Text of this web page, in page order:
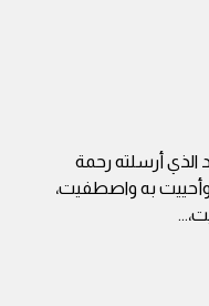
الذي أرسلته رحمة
به واصطفيت،
...